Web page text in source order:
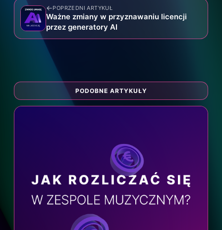
←POPRZEDNI ARTYKUŁ
Ważne zmiany w przyznawaniu licencji
przez generatory AI
PODOBNE ARTYKUŁY